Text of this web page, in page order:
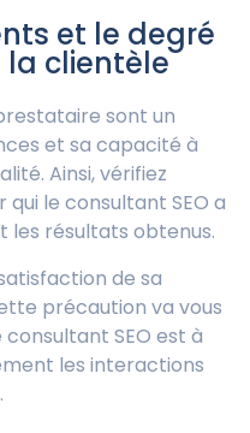
et le degré
clientèle
sont un
et sa capacité à
Ainsi, vérifiez
le consultant SEO a
les résultats obtenus.
de sa
précaution va vous
SEO est à
les interactions